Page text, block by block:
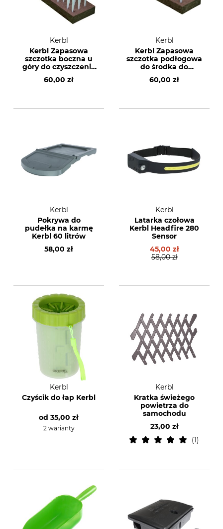
Kerbl
Kerbl Zapasowa
szczotka boczna u
góry do czyszczenia
60,00 zł
Kerbl
Kerbl Zapasowa
szczotka podłogowa
do środka do
czyszczenia butów
60,00 zł
Kerbl
Pokrywa do
pudełka na karmę
Kerbl 60 litrów
58,00 zł
Kerbl
Latarka czołowa
Kerbl Headfire 280
Sensor
45,00 zł
58,00 zł
Kerbl
Czyścik do łap Kerbl
od 35,00 zł
2 warianty
Kerbl
Kratka świeżego
powietrza do
samochodu
23,00 zł
1